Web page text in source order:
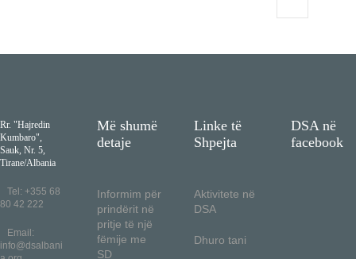
Rr. "Hajredin
Kumbaro",
Sauk, Nr. 5,
Tirane/Albania
Tel: +355 68
80 42 222
Email:
info@dsalbani
Më shumë
detaje
Informim për
prindërit në
pritje të një
fëmije me
SD
Linke të
Shpejta
Aktivitete në
DSA
Dhuro tani
DSA në
facebook